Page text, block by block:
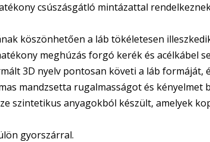
csúszásgátló mintázattal
köszönhetően a láb tökéletesen
meghúzás forgó kerék és acélkábel
3D nyelv pontosan követi a láb formáját,
mandzsetta rugalmasságot és kényelmet
szintetikus anyagokból készült, amelyek
gyorszárral.